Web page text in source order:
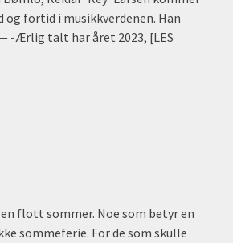
fortid i musikkverdenen. Han
Ærlig talt har året 2023, [LES
flott sommer. Noe som betyr en
sommeferie. For de som skulle